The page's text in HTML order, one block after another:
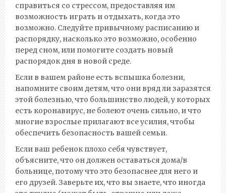
справиться со стрессом, предоставляя им
возможность играть и отдыхать, когда это
возможно. Следуйте привычному расписанию и
распорядку, насколько это возможно, особенно
перед сном, или помогите создать новый
распорядок дня в новой среде.
Если в вашем районе есть вспышка болезни,
напомните своим детям, что они вряд ли заразятся
этой болезнью, что большинство людей, у которых
есть коронавирус, не болеют очень сильно, и что
многие взрослые прилагают все усилия, чтобы
обеспечить безопасность вашей семьи.
Если ваш ребенок плохо себя чувствует,
объясните, что он должен оставаться дома/в
больнице, потому что это безопаснее для него и
его друзей. Заверьте их, что вы знаете, что иногда